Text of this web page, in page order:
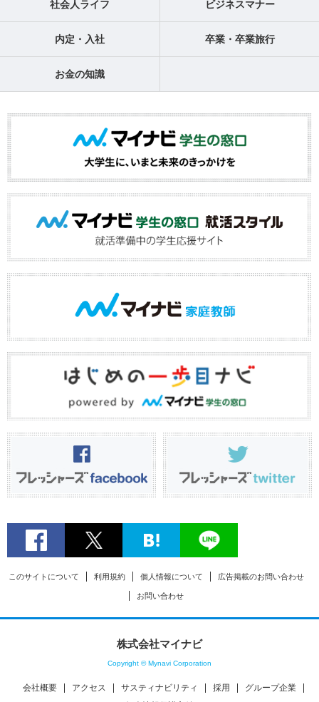
社会人ライフ ビジネスマナー
内定・入社 卒業・卒業旅行
お金の知識
このサイトについて 利用規約 個人情報について 広告掲載のお問い合わせ
お問い合わせ
株式会社マイナビ
Copyright © Mynavi Corporation
会社概要 アクセス サスティナビリティ 採用
グループ企業